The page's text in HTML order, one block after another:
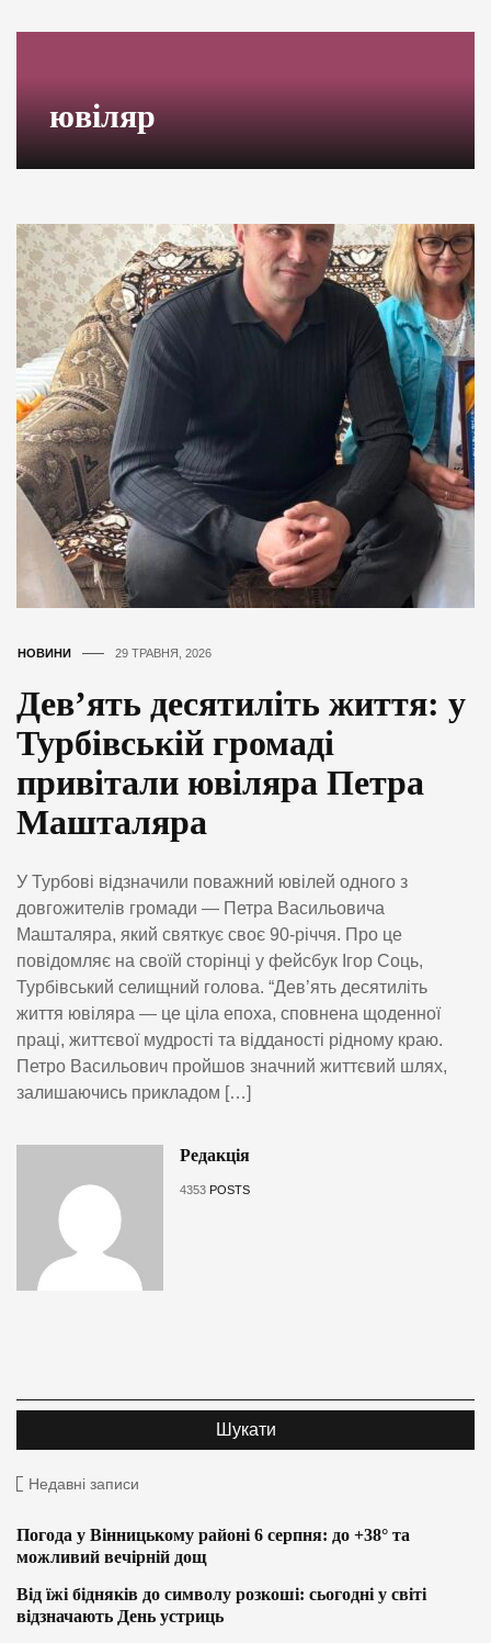
ювіляр
НОВИНИ 29 ТРАВНЯ, 2026
Дев’ять десятиліть життя: у
Турбівській громаді
привітали ювіляра Петра
Машталяра
У Турбові відзначили поважний ювілей одного з
довгожителів громади — Петра Васильовича
Машталяра, який святкує своє 90-річчя. Про це
повідомляє на своїй сторінці у фейсбук Ігор Соць,
Турбівський селищний голова. “Дев’ять десятиліть
життя ювіляра — це ціла епоха, сповнена щоденної
праці, життєвої мудрості та відданості рідному краю.
Петро Васильович пройшов значний життєвий шлях,
залишаючись прикладом […]
Редакція
4353 POSTS
Недавні записи
Погода у Вінницькому районі 6 серпня: до +38° та
можливий вечірній дощ
Від їжі бідняків до символу розкоші: сьогодні у світі
відзначають День устриць